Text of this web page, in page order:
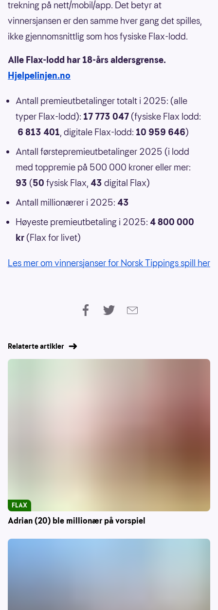
trekning på nett/mobil/app. Det betyr at
vinnersjansen er den samme hver gang det spilles,
ikke gjennomsnittlig som hos fysiske Flax-lodd.
Alle Flax-lodd har 18-års aldersgrense.
Hjelpelinjen.no
Antall premieutbetalinger totalt i 2025: (alle
typer Flax-lodd): 17 773 047 (fysiske Flax lodd:
6 813 401, digitale Flax-lodd: 10 959 646)
Antall førstepremieutbetalinger 2025 (i lodd
med toppremie på 500 000 kroner eller mer:
93 (50 fysisk Flax, 43 digital Flax)
Antall millionærer i 2025: 43
Høyeste premieutbetaling i 2025: 4 800 000
kr (Flax for livet)
Les mer om vinnersjanser for Norsk Tippings spill her
Relaterte artikler
Adrian (20) ble millionær på vorspiel
FLAX